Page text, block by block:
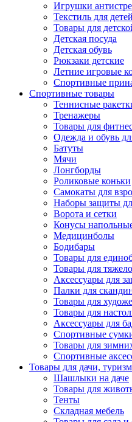
Игрушки
Текстиль для детей
Товары для
Детская посуда
Детская обувь
Рюкзаки детские
Летние игровые
Спортивные
Спортивные товары
Теннисные
Тренажеры
Товары для
Одежда и обувь
Батуты
Мячи
Лонгборды
Роликовые коньки
Самокаты для
Наборы защиты
Ворота и сетки
Конусы
Медицинболы
Бодибары
Товары для
Товары для
Аксессуары для
Палки для
Товары для
Товары для
Аксессуары для
Спортивные
Товары для
Спортивные
Товары для дачи,
Шашлыки на даче
Товары для
Тенты
Складная мебель